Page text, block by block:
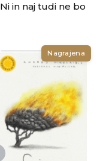
Ni in naj tudi ne bo
Nagrajena